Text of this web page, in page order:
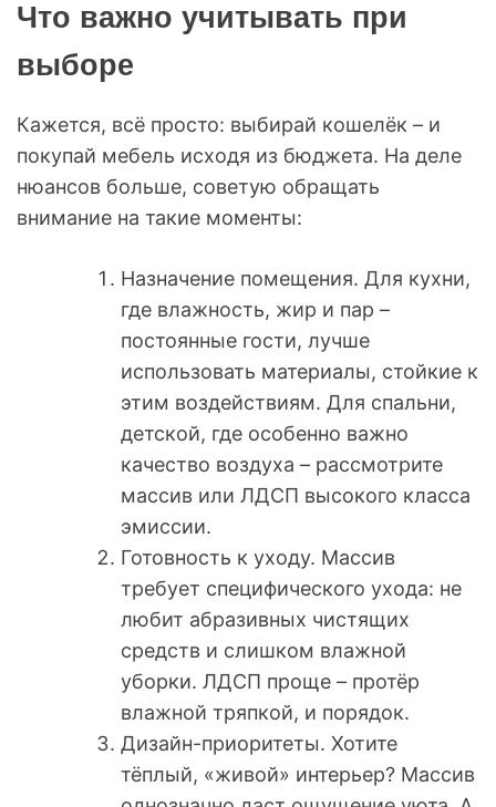
Что важно учитывать при
выборе
Кажется, всё просто: выбирай кошелёк – и
покупай мебель исходя из бюджета. На деле
нюансов больше, советую обращать
внимание на такие моменты:
Назначение помещения. Для кухни,
где влажность, жир и пар –
постоянные гости, лучше
использовать материалы, стойкие к
этим воздействиям. Для спальни,
детской, где особенно важно
качество воздуха – рассмотрите
массив или ЛДСП высокого класса
эмиссии.
Готовность к уходу. Массив
требует специфического ухода: не
любит абразивных чистящих
средств и слишком влажной
уборки. ЛДСП проще – протёр
влажной тряпкой, и порядок.
Дизайн-приоритеты. Хотите
тёплый, «живой» интерьер? Массив